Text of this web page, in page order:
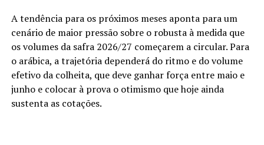
A tendência para os próximos meses aponta para um
cenário de maior pressão sobre o robusta à medida que
os volumes da safra 2026/27 começarem a circular. Para
o arábica, a trajetória dependerá do ritmo e do volume
efetivo da colheita, que deve ganhar força entre maio e
junho e colocar à prova o otimismo que hoje ainda
sustenta as cotações.